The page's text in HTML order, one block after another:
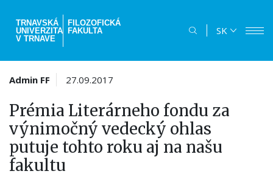
hlavný
TRNAVSKÁ
UNIVERZITA
V TRNAVE
FILOZOFICKÁ
FAKULTA
SK
Admin FF 27.09.2017
Prémia Literárneho fondu za
výnimočný vedecký ohlas
putuje tohto roku aj na našu
fakultu